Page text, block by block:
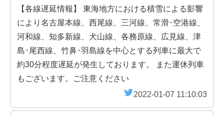
【各線遅延情報】 東海地方における積雪による影響
により名古屋本線、西尾線、三河線、常滑･空港線、
河和線、知多新線、犬山線、各務原線、広見線、津
島･尾西線、竹鼻･羽島線を中心とする列車に最大で
約30分程度遅延が発生しております。 また運休列車
もございます。ご注意ください
2022-01-07 11:10:03